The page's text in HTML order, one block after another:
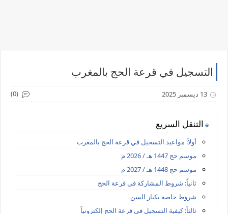
التسجيل في قرعة الحج بالمغرب
13 ديسمبر 2025 (0)
التنقل السريع
أولاً: مواعيد التسجيل في قرعة الحج بالمغرب
موسم حج 1447 هـ / 2026 م
موسم حج 1448 هـ / 2027 م
ثانياً: شروط المشاركة في قرعة الحج
شروط خاصة بكبار السن
ثالثاً: كيفية التسجيل في قرعة الحج إلكترونياً